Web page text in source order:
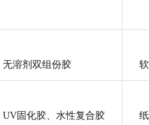
无溶剂双组份胶
UV固化胶、水性复合胶